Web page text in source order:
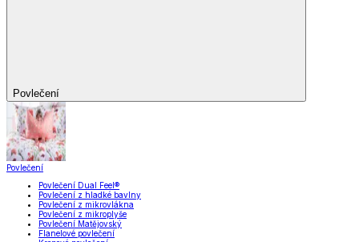
Povlečení
Povlečení
Povlečení Dual Feel®
Povlečení z hladké bavlny
Povlečení z mikrovlákna
Povlečení z mikroplyše
Povlečení Matějovský
Flanelové povlečení